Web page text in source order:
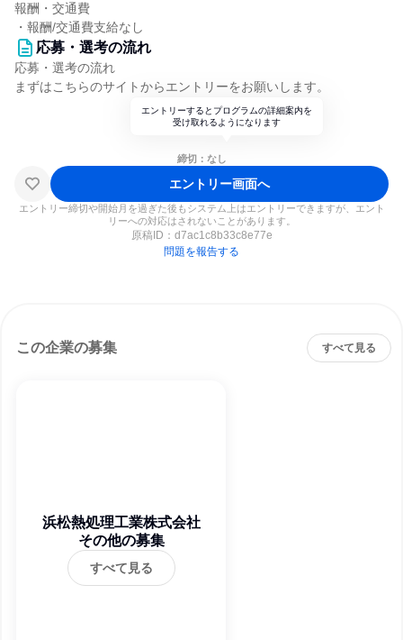
報酬・交通費
・報酬/交通費支給なし
応募・選考の流れ
応募・選考の流れ
まずはこちらのサイトからエントリーをお願いします。
エントリーするとプログラムの詳細案内を
受け取れるようになります
締切：なし
エントリー画面へ
エントリー締切や開始月を過ぎた後もシステム上はエントリーできますが、エント
リーへの対応はされないことがあります。
原稿ID： d7ac1c8b33c8e77e
問題を報告する
この企業の募集 すべて見る
浜松熱処理工業株式会社
その他の募集
すべて見る